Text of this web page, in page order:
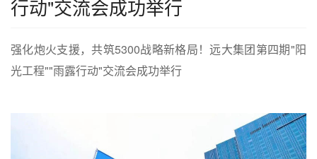
行动"交流会成功举行
强化炮火支援，共筑5300战略新格局！远大集团第四期"阳
光工程""雨露行动"交流会成功举行